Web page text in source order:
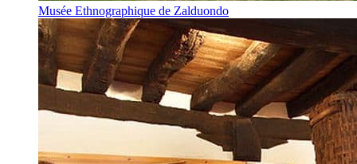
Musée Ethnographique de Zalduondo